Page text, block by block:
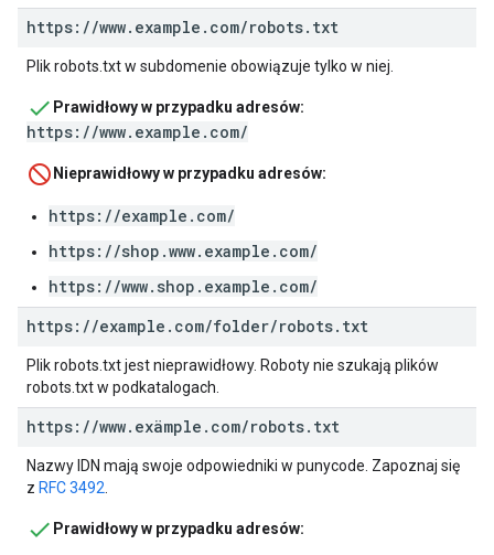
https: //www. example . com/robots. txt
Plik robots.txt w subdomenie obowiązuje tylko w niej.
Prawidłowy w przypadku adresów:
https://www.example.com/
Nieprawidłowy w przypadku adresów:
https://example.com/
https://shop.www.example.com/
https://www.shop.example.com/
https: //example . com/folder/robots. txt
Plik robots.txt jest nieprawidłowy. Roboty nie szukają plików
robots.txt w podkatalogach.
https: //www. exämple . com/robots. txt
Nazwy IDN mają swoje odpowiedniki w punycode. Zapoznaj się
z RFC 3492
Prawidłowy w przypadku adresów: